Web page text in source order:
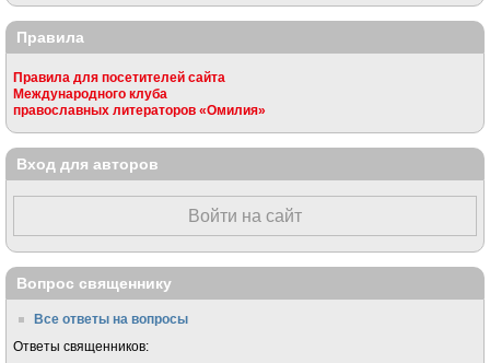
Правила
Правила для посетителей сайта
Международного клуба
православных литераторов «Омилия»
Вход для авторов
Войти на сайт
Вопрос священнику
Все ответы на вопросы
Ответы священников: